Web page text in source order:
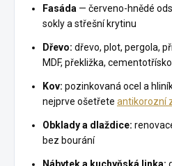
Fasáda — červeno-hnědé
sokly a střešní krytinu
Dřevo: dřevo, plot, pergola,
MDF, překližka,
Kov: pozinkovaná ocel a
nejprve ošetřete antikorozní
Obklady a dlaždice:
bez bourání